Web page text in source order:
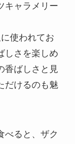
キャラメリー
使われてお
しさを楽しめ
香ばしさと見
だけるのも魅
べると、ザク